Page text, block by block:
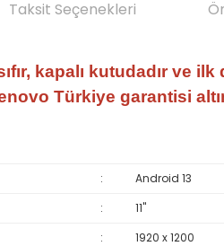
Taksit Seçenekleri
kapalı kutudadır ve
Türkiye garantisi
:
Android 13
:
11"
:
1920 x 1200